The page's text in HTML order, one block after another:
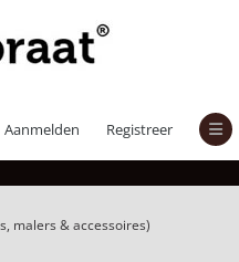
Aanmelden Registreer
malers & accessoires)